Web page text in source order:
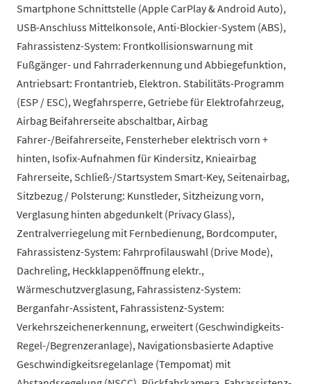
Smartphone Schnittstelle (Apple CarPlay & Android Auto),
USB-Anschluss Mittelkonsole, Anti-Blockier-System (ABS),
Fahrassistenz-System: Frontkollisionswarnung mit
Fußgänger- und Fahrraderkennung und Abbiegefunktion,
Antriebsart: Frontantrieb, Elektron. Stabilitäts-Programm
(ESP / ESC), Wegfahrsperre, Getriebe für Elektrofahrzeug,
Airbag Beifahrerseite abschaltbar, Airbag
Fahrer-/Beifahrerseite, Fensterheber elektrisch vorn +
hinten, Isofix-Aufnahmen für Kindersitz, Knieairbag
Fahrerseite, Schließ-/Startsystem Smart-Key, Seitenairbag,
Sitzbezug / Polsterung: Kunstleder, Sitzheizung vorn,
Verglasung hinten abgedunkelt (Privacy Glass),
Zentralverriegelung mit Fernbedienung, Bordcomputer,
Fahrassistenz-System: Fahrprofilauswahl (Drive Mode),
Dachreling, Heckklappenöffnung elektr.,
Wärmeschutzverglasung, Fahrassistenz-System:
Berganfahr-Assistent, Fahrassistenz-System:
Verkehrszeichenerkennung, erweitert (Geschwindigkeits-
Regel-/Begrenzeranlage), Navigationsbasierte Adaptive
Geschwindigkeitsregelanlage (Tempomat) mit